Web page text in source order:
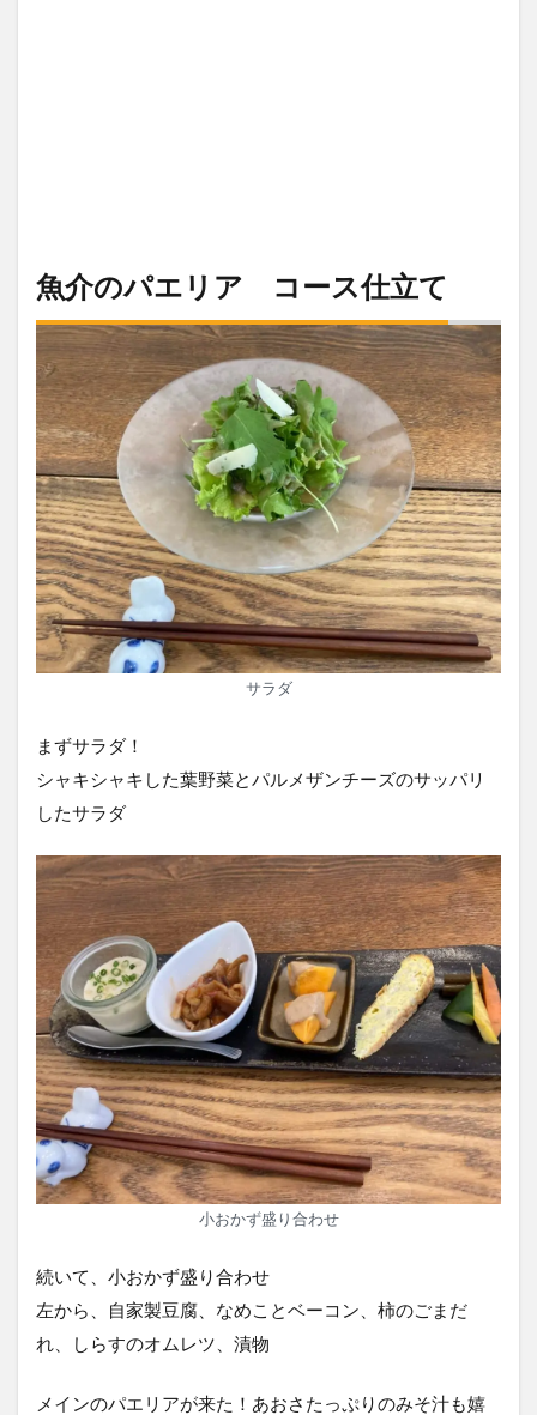
魚介のパエリア コース仕立て
サラダ
まずサラダ！
シャキシャキした葉野菜とパルメザンチーズのサッパリ
したサラダ
小おかず盛り合わせ
続いて、小おかず盛り合わせ
左から、自家製豆腐、なめことベーコン、柿のごまだ
れ、しらすのオムレツ、漬物
メインのパエリアが来た！あおさたっぷりのみそ汁も嬉